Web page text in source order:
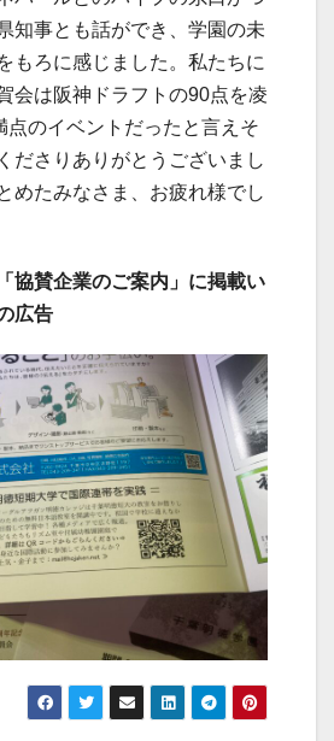
知事とも話ができ、学園の未
もろに感じました。私たちに
会は阪神ドラフトの90点を凌
点のイベントだったと言えそ
ださりありがとうございまし
めたみなさま、お疲れ様でし
協賛企業のご案内」に掲載い
広告